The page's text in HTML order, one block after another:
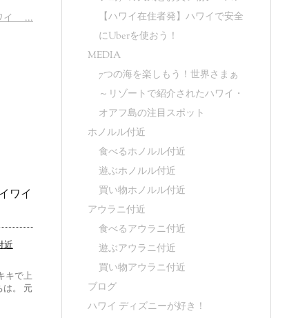
イ ...
ワイ
近
キで上
は。 元
【ハワイ在住者発】ハワイで安全
にUberを使おう！
MEDIA
7つの海を楽しもう！世界さまぁ
～リゾートで紹介されたハワイ・
オアフ島の注目スポット
ホノルル付近
食べるホノルル付近
遊ぶホノルル付近
買い物ホノルル付近
アウラニ付近
食べるアウラニ付近
遊ぶアウラニ付近
買い物アウラニ付近
ブログ
ハワイ ディズニーが好き！